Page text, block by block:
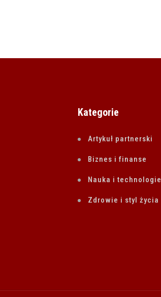
Kategorie
Artykuł partnerski
Biznes i finanse
Nauka i technologie
Zdrowie i styl życia